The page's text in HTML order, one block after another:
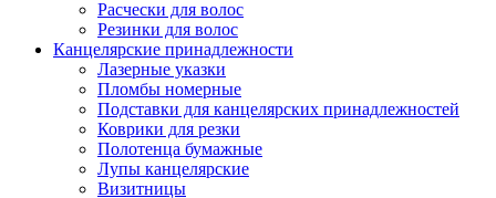
Расчески для волос
Резинки для волос
Канцелярские принадлежности
Лазерные указки
Пломбы номерные
Подставки для канцелярских принадлежностей
Коврики для резки
Полотенца бумажные
Лупы канцелярские
Визитницы